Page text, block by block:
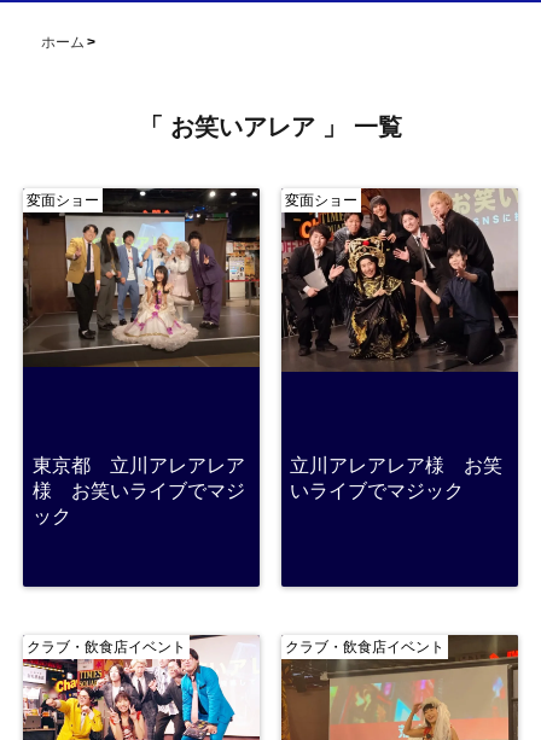
ホーム
「 お笑いアレア 」 一覧
変面ショー
東京都 立川アレアレア
様 お笑いライブでマジ
ック
変面ショー
立川アレアレア様 お笑
いライブでマジック
クラブ・飲食店イベント クラブ・飲食店イベント